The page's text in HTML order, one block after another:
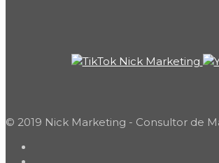
© 2019 Nick Marketing - Consultor de